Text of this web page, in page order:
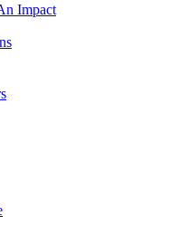
Impact